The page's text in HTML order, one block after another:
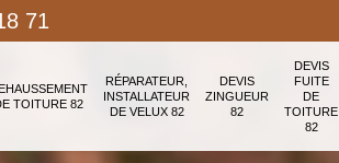
71
TOITURE 82
RÉPARATEUR,
INSTALLATEUR
DE VELUX 82
DEVIS
ZINGUEUR
82
DEVIS
FUITE
DE
TOITURE
82